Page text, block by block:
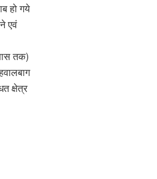
हो गये
एवं
तक)
क्षेत्र